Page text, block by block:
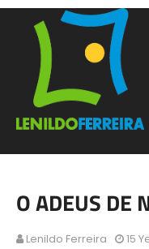
O ADEUS DE
Lenildo Ferreira 15